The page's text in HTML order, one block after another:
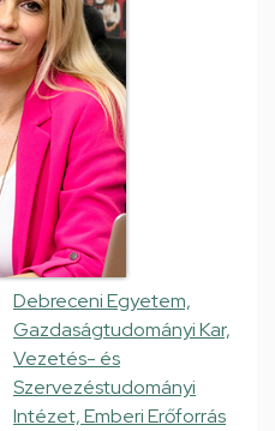
Debreceni Egyetem,
Gazdaságtudományi Kar,
Vezetés- és
Szervezéstudományi
Intézet, Emberi Erőforrás